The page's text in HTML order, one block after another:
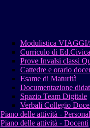
Modulistica
Curriculo di
Prove Invalsi classi
Cattedre e orario
Esame di Maturità
Documentazione
Spazio Team Digitale
Verbali Collegio
Piano delle attività -
Piano delle attività - Docenti